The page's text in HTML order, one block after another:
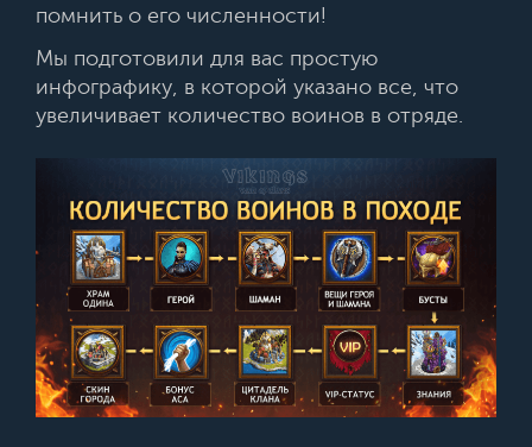
помнить о его численности!
Мы подготовили для вас простую
инфографику, в которой указано все, что
увеличивает количество воинов в отряде.